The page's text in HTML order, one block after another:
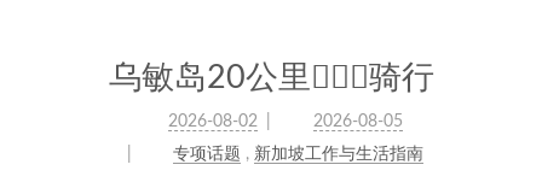
乌敏岛20公里🚴🏻‍♀️骑行
2026-08-02
2026-08-05
专项话题 , 新加坡工作与生活指南